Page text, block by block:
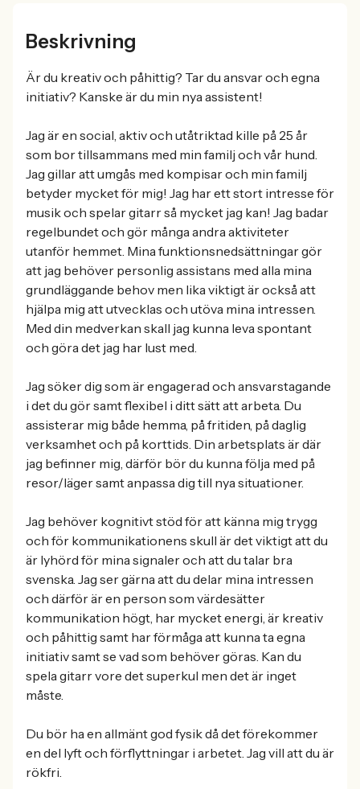
Beskrivning
Är du kreativ och påhittig? Tar du ansvar och egna
initiativ? Kanske är du min nya assistent!
Jag är en social, aktiv och utåtriktad kille på 25 år
som bor tillsammans med min familj och vår hund.
Jag gillar att umgås med kompisar och min familj
betyder mycket för mig! Jag har ett stort intresse för
musik och spelar gitarr så mycket jag kan! Jag badar
regelbundet och gör många andra aktiviteter
utanför hemmet. Mina funktionsnedsättningar gör
att jag behöver personlig assistans med alla mina
grundläggande behov men lika viktigt är också att
hjälpa mig att utvecklas och utöva mina intressen.
Med din medverkan skall jag kunna leva spontant
och göra det jag har lust med.
Jag söker dig som är engagerad och ansvarstagande
i det du gör samt flexibel i ditt sätt att arbeta. Du
assisterar mig både hemma, på fritiden, på daglig
verksamhet och på korttids. Din arbetsplats är där
jag befinner mig, därför bör du kunna följa med på
resor/läger samt anpassa dig till nya situationer.
Jag behöver kognitivt stöd för att känna mig trygg
och för kommunikationens skull är det viktigt att du
är lyhörd för mina signaler och att du talar bra
svenska. Jag ser gärna att du delar mina intressen
och därför är en person som värdesätter
kommunikation högt, har mycket energi, är kreativ
och påhittig samt har förmåga att kunna ta egna
initiativ samt se vad som behöver göras. Kan du
spela gitarr vore det superkul men det är inget
måste.
Du bör ha en allmänt god fysik då det förekommer
en del lyft och förflyttningar i arbetet. Jag vill att du är
rökfri.